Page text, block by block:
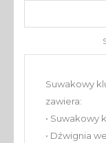
Suwakowy
zawiera:
• Suwakowy
• Dźwignia